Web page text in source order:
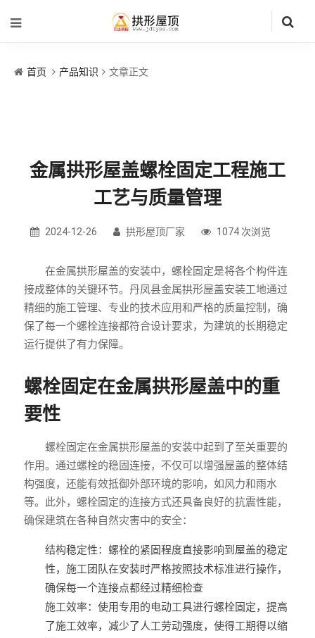
首页 产品知识 文章正文
金属拱形屋盖螺栓固定工程施工
工艺与质量管理
2024-12-26 拱形屋顶厂家 1074 次浏览
在金属拱形屋盖的安装中，螺栓固定是将各个构件连
接成整体的关键环节。丹凤县金属拱形屋盖安装工地通过
精细的施工管理、专业的技术应用和严格的质量控制，确
保了每一个螺栓连接都符合设计要求，为建筑的长期稳定
运行提供了有力保障。
螺栓固定在金属拱形屋盖中的重
要性
螺栓固定在金属拱形屋盖的安装中起到了至关重要的
作用。通过螺栓的稳固连接，不仅可以增强屋盖的整体结
构强度，还能有效抵御外部环境的影响，如风力和雨水
等。此外，螺栓固定的连接方式还具备良好的抗震性能，
确保建筑在各种自然灾害中的安全：
结构稳定性：螺栓的紧固程度直接影响到屋盖的稳定
性，施工团队在安装时严格按照技术标准进行操作，
确保每一个连接点都经过精细检查
施工效率：使用专用的电动工具进行螺栓固定，提高
了施工效率，减少了人工劳动强度，使得工期得以缩